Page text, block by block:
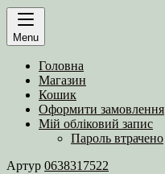
Menu
Головна
Магазин
Кошик
Оформити замовлення
Мій обліковий запис
Пароль втрачено
Артур 0638317522